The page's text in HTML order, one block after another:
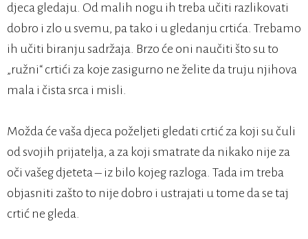
djeca gledaju. Od malih nogu ih treba učiti razlikovati
dobro i zlo u svemu, pa tako i u gledanju crtića. Trebamo
ih učiti biranju sadržaja. Brzo će oni naučiti što su to
„ružni“ crtići za koje zasigurno ne želite da truju njihova
mala i čista srca i misli.
Možda će vaša djeca poželjeti gledati crtić za koji su čuli
od svojih prijatelja, a za koji smatrate da nikako nije za
oči vašeg djeteta – iz bilo kojeg razloga. Tada im treba
objasniti zašto to nije dobro i ustrajati u tome da se taj
crtić ne gleda.